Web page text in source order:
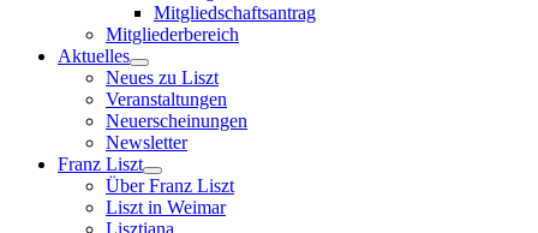
Mitgliedschaftsantrag
Mitgliederbereich
Aktuelles
Neues zu Liszt
Veranstaltungen
Neuerscheinungen
Newsletter
Franz Liszt
Über Franz Liszt
Liszt in Weimar
Lisztiana